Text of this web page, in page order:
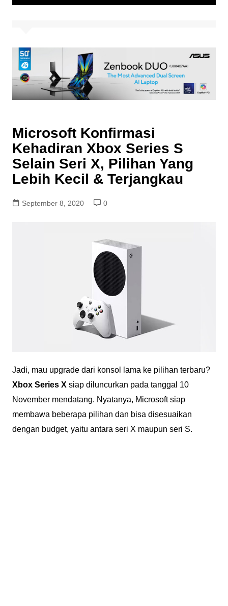
Microsoft Konfirmasi
Kehadiran Xbox Series S
Selain Seri X, Pilihan Yang
Lebih Kecil & Terjangkau
September 8, 2020 0
Jadi, mau upgrade dari konsol lama ke pilihan terbaru?
Xbox Series X siap diluncurkan pada tanggal 10
November mendatang. Nyatanya, Microsoft siap
membawa beberapa pilihan dan bisa disesuaikan
dengan budget, yaitu antara seri X maupun seri S.